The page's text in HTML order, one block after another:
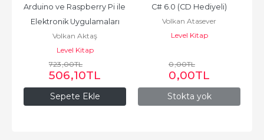
Sepete Ekle
Arduino ve Raspberry Pi ile
Elektronik Uygulamaları
Volkan Aktaş
Level Kitap
723,00TL
506,10TL
Stokta yok
C# 6.0 (CD Hediyeli)
Volkan Atasever
Level Kitap
0,00TL
0,00TL